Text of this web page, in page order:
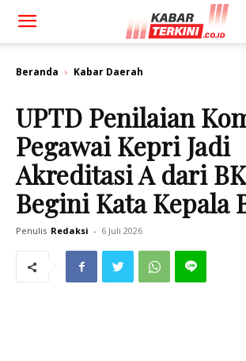
Beranda Kabar Daerah
UPTD Penilaian
Pegawai Kepri Jadi
Akreditasi A dari
Begini Kata Kepala
Penulis Redaksi - 6 Juli 2026